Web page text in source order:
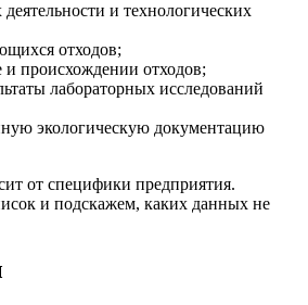
и технологических
отходов;
и происхождении отходов;
лабораторных исследований
экологическую документацию
от специфики предприятия.
и подскажем, каких данных не